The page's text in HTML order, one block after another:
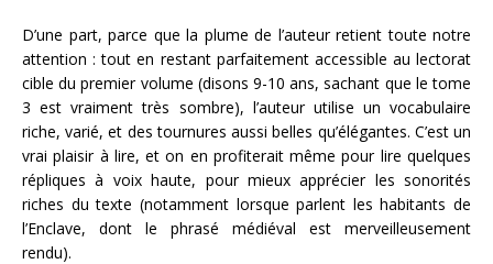
D’une part, parce que la plume de l’auteur retient toute notre
attention : tout en restant parfaitement accessible au lectorat
cible du premier volume (disons 9-10 ans, sachant que le tome
3 est vraiment très sombre), l’auteur utilise un vocabulaire
riche, varié, et des tournures aussi belles qu’élégantes. C’est un
vrai plaisir à lire, et on en profiterait même pour lire quelques
répliques à voix haute, pour mieux apprécier les sonorités
riches du texte (notamment lorsque parlent les habitants de
l’Enclave, dont le phrasé médiéval est merveilleusement
rendu).